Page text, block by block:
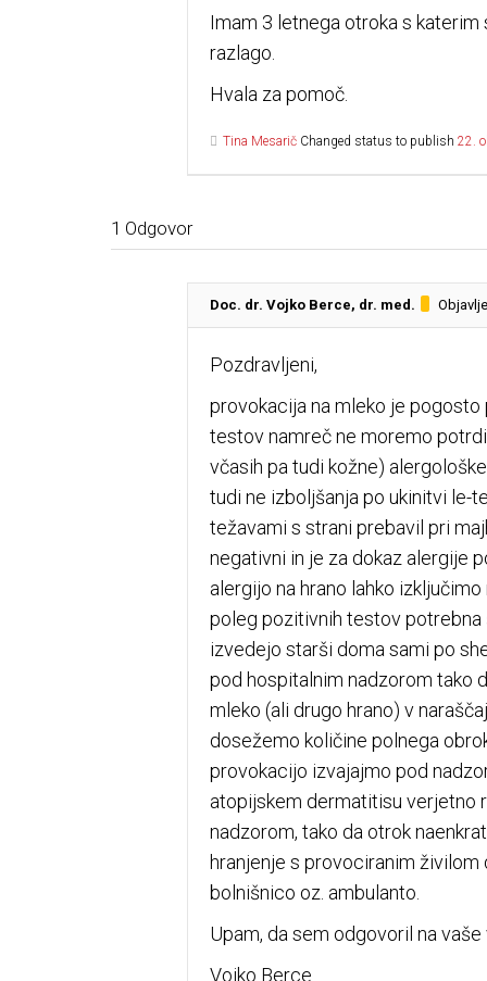
Imam 3 letnega otroka s
razlago.
Hvala za pomoč.
Tina Mesarič Changed status to publish 22.
1 Odgovor
Doc. dr. Vojko Berce, dr. med.
Pozdravljeni,
provokacija na mleko je pogosto
testov namreč ne moremo
včasih pa tudi kožne)
tudi ne izboljšanja po ukinitvi le-
težavami s strani prebavil pri
negativni in je za dokaz alergije
alergijo na hrano lahko
poleg pozitivnih testov potrebna
izvedejo starši doma sami po
pod hospitalnim nadzorom tako
mleko (ali drugo hrano) v
dosežemo količine polnega
provokacijo izvajajmo pod
atopijskem dermatitisu verjetno
nadzorom, tako da otrok
hranjenje s provociranim
bolnišnico oz. ambulanto.
Upam, da sem odgovoril na
Vojko Berce